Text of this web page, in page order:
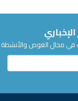
في مجال الغوص